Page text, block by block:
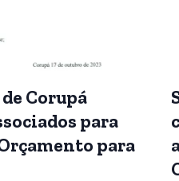
Corupá
para
para